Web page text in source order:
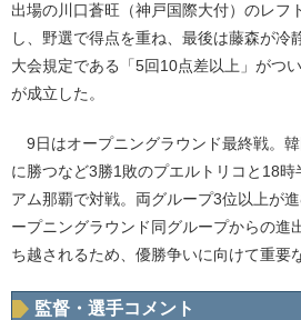
出場の川口蒼旺（神戸国際大付）のレフ
し、野選で得点を重ね、最後は藤森が冷
大会規定である「5回10点差以上」がつ
が成立した。
9日はオープニングラウンド最終戦。
に勝つなど3勝1敗のプエルトリコと18
アム那覇で対戦。両グループ3位以上が
ープニングラウンド同グループからの進
ち越されるため、優勝争いに向けて重要
監督・選手コメント